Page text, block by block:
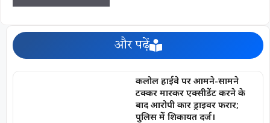
और पढ़ें
कलोल हाईवे पर आमने-सामने
टक्कर मारकर एक्सीडेंट करने के
बाद आरोपी कार ड्राइवर फरार;
पुलिस में शिकायत दर्ज।